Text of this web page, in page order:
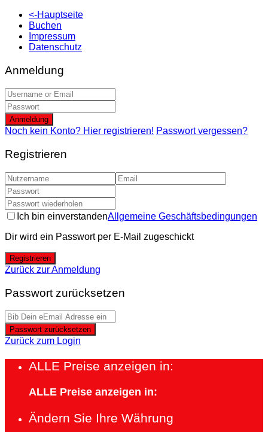
<-Hauptseite
Buchen
Impressum
Datenschutz
Anmeldung
Anmeldung
Noch kein Konto? Hier registrieren! Passwort vergessen?
Registrieren
Ich bin einverstandenAllgemeine Geschäftsbedingungen
Dir wird ein Passwort per E-Mail zugeschickt
Registrieren
Zurück zur Anmeldung
Passwort zurücksetzen
Passwort zurücksetzen
Zurück zum Login
ALLE Preise anzeigen in:
ALLE Preise anzeigen in:
Ändern Sie Ihre Währung